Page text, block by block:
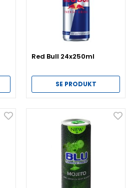
Red Bull 24x250ml
SE PRODUKT